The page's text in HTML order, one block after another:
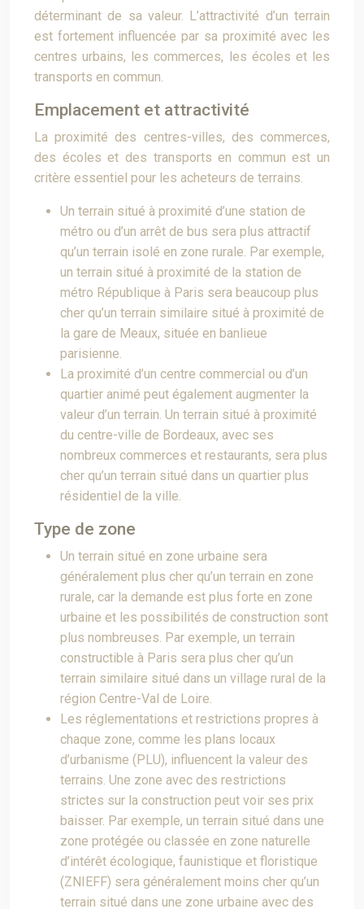
déterminant de sa valeur. L’attractivité d’un terrain
est fortement influencée par sa proximité avec les
centres urbains, les commerces, les écoles et les
transports en commun.
Emplacement et attractivité
La proximité des centres-villes, des commerces,
des écoles et des transports en commun est un
critère essentiel pour les acheteurs de terrains.
Un terrain situé à proximité d’une station de
métro ou d’un arrêt de bus sera plus attractif
qu’un terrain isolé en zone rurale. Par exemple,
un terrain situé à proximité de la station de
métro République à Paris sera beaucoup plus
cher qu’un terrain similaire situé à proximité de
la gare de Meaux, située en banlieue
parisienne.
La proximité d’un centre commercial ou d’un
quartier animé peut également augmenter la
valeur d’un terrain. Un terrain situé à proximité
du centre-ville de Bordeaux, avec ses
nombreux commerces et restaurants, sera plus
cher qu’un terrain situé dans un quartier plus
résidentiel de la ville.
Type de zone
Un terrain situé en zone urbaine sera
généralement plus cher qu’un terrain en zone
rurale, car la demande est plus forte en zone
urbaine et les possibilités de construction sont
plus nombreuses. Par exemple, un terrain
constructible à Paris sera plus cher qu’un
terrain similaire situé dans un village rural de la
région Centre-Val de Loire.
Les réglementations et restrictions propres à
chaque zone, comme les plans locaux
d’urbanisme (PLU), influencent la valeur des
terrains. Une zone avec des restrictions
strictes sur la construction peut voir ses prix
baisser. Par exemple, un terrain situé dans une
zone protégée ou classée en zone naturelle
d’intérêt écologique, faunistique et floristique
(ZNIEFF) sera généralement moins cher qu’un
terrain situé dans une zone urbaine avec des